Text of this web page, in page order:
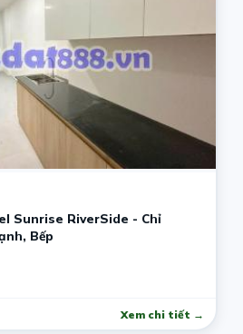
Sunrise RiverSide - Chỉ
Bếp
Xem chi tiết →